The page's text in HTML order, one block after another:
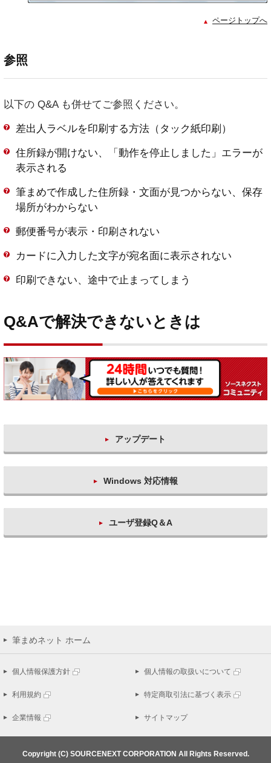
ページトップへ
参照
以下の Q&A も併せてご参照ください。
差出人ラベルを印刷する方法（タック紙印刷）
住所録が開けない、「動作を停止しました」エラーが
表示される
筆まめで作成した住所録・文面が見つからない、保存
場所がわからない
郵便番号が表示・印刷されない
カードに入力した文字が宛名面に表示されない
印刷できない、途中で止まってしまう
Q&Aで解決できないときは
アップデート
Windows 対応情報
ユーザ登録Q＆A
筆まめネット ホーム
個人情報保護方針 個人情報の取扱いについて
利用規約 特定商取引法に基づく表示
企業情報 サイトマップ
Copyright (C) SOURCENEXT CORPORATION All Rights Reserved.